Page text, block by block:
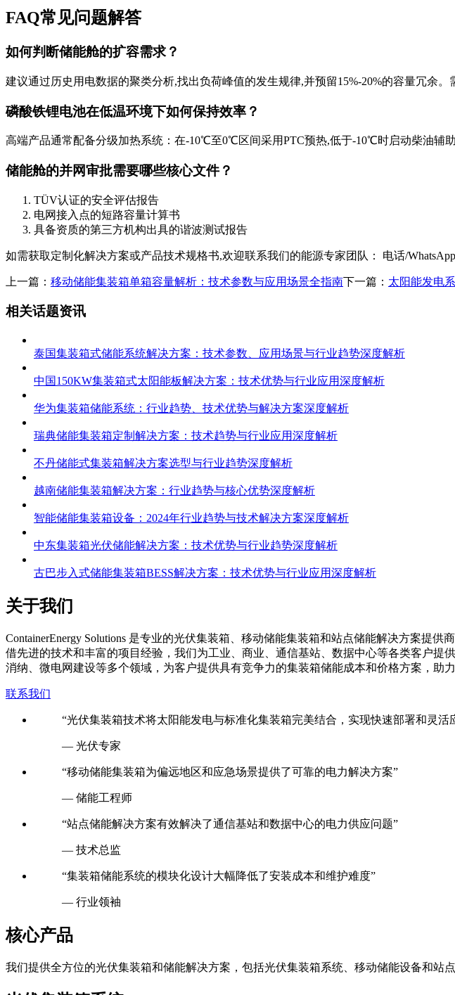
FAQ常见问题解答
如何判断储能舱的扩容需求？
建议通过历史用电数据的聚类分析,找出负荷峰值的发生规律,并预留15%-20%的容量冗余
磷酸铁锂电池在低温环境下如何保持效率？
高端产品通常配备分级加热系统：在-10℃至0℃区间采用PTC预热,低于-10℃时启动柴油辅
储能舱的并网审批需要哪些核心文件？
TÜV认证的安全评估报告
电网接入点的短路容量计算书
具备资质的第三方机构出具的谐波测试报告
如需获取定制化解决方案或产品技术规格书,欢迎联系我们的能源专家团队： 电话/WhatsApp
上一篇： 移动储能集装箱单箱容量解析：技术参数与应用场景全指南下一篇： 太阳能发电
相关话题资讯
泰国集装箱式储能系统解决方案：技术参数、应用场景与行业趋势深度解析
中国150KW集装箱式太阳能板解决方案：技术优势与行业应用深度解析
华为集装箱储能系统：行业趋势、技术优势与解决方案深度解析
瑞典储能集装箱定制解决方案：技术趋势与行业应用深度解析
ContainerEnergy Solutions 是专业的光伏集装箱、移动储能集装箱和站点储能解决方案提
借先进的技术和丰富的项目经验，我们为工业、商业、通信基站、数据中心等各类客户提
消纳、微电网建设等多个领域，为客户提供具有竞争力的集装箱储能成本和价格方案，助
“光伏集装箱技术将太阳能发电与标准化集装箱完美结合，实现快速部署和灵活
— 光伏专家
“移动储能集装箱为偏远地区和应急场景提供了可靠的电力解决方案”
— 储能工程师
“站点储能解决方案有效解决了通信基站和数据中心的电力供应问题”
— 技术总监
“集装箱储能系统的模块化设计大幅降低了安装成本和维护难度”